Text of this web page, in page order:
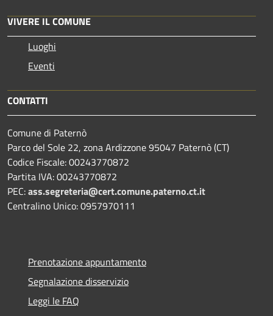
VIVERE IL COMUNE
Luoghi
Eventi
CONTATTI
Comune di Paternò
Parco del Sole 22, zona Ardizzone 95047 Paternò (CT)
Codice Fiscale: 00243770872
Partita IVA: 00243770872
PEC:ass.segreteria@cert.comune.paterno.ct.it
Centralino Unico: 0957970111
Prenotazione appuntamento
Segnalazione disservizio
Leggi le FAQ